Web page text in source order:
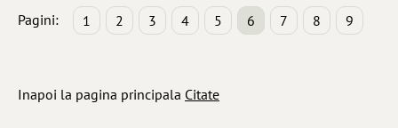
Pagini: 1 2 3 4 5 6 7 8 9
Inapoi la pagina principala Citate